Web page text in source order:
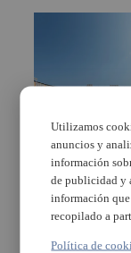
Sanidad
equipos
vacunación a
partidos
y Valencia-
para
cita
Utilizamos
anuncios y
información
de publicidad y
información
recopilado a
Política de